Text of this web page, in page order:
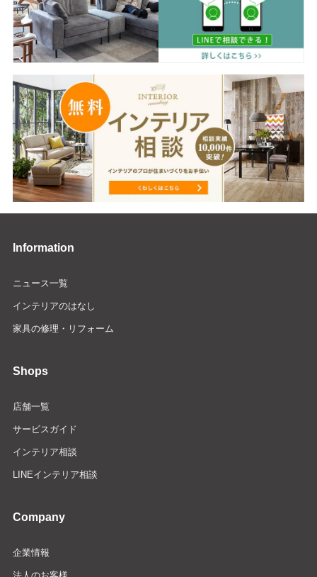
Information
ニュース一覧
インテリアのはなし
家具の修理・リフォーム
Shops
店舗一覧
サービスガイド
インテリア相談
LINEインテリア相談
Company
企業情報